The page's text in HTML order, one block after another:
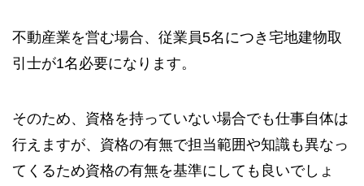
不動産業を営む場合、従業員5名につき宅地建物取
引士が1名必要になります。
そのため、資格を持っていない場合でも仕事自体は
行えますが、資格の有無で担当範囲や知識も異なっ
てくるため資格の有無を基準にしても良いでしょ